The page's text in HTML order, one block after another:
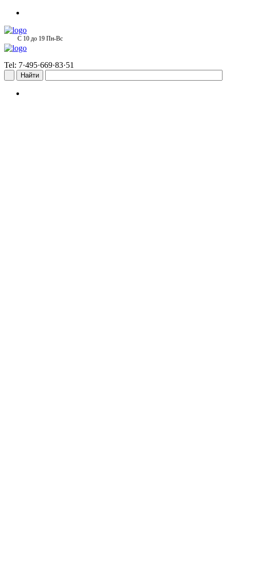
С 10 до 19 Пн-Вс
Tel: 7·495·669·83·51